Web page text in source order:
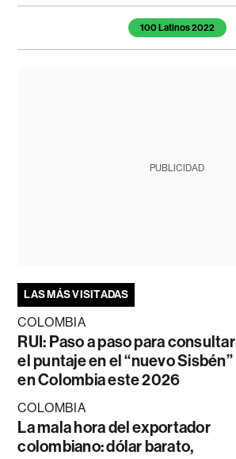
Temas de este artículo100 Latinos 2022
PUBLICIDAD
LAS MÁS VISITADAS
COLOMBIA
RUI: Paso a paso para consultar
el puntaje en el “nuevo Sisbén”
en Colombia este 2026
COLOMBIA
La mala hora del exportador
colombiano: dólar barato,